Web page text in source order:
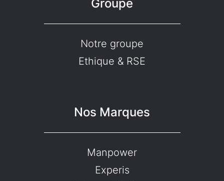
Groupe
Notre groupe
Ethique & RSE
Nos Marques
Manpower
Experis